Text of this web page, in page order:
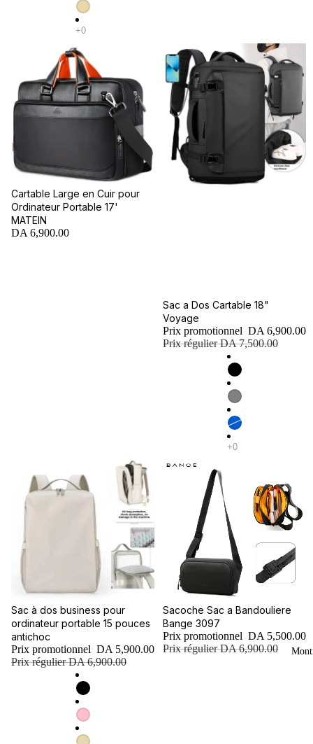
Cartable Large en Cuir pour
Ordinateur Portable 17'
MATEIN
DA 6,900.00
Promotion
Sac a Dos Cartable 18"
Voyage
Prix promotionnel DA 6,900.00
Prix régulierDA 7,500.00
Promotion
Sac à dos business pour
ordinateur portable 15 pouces
antichoc
Prix promotionnel DA 5,900.00
Prix régulierDA 6,900.00
Promotion
Sacoche Sac a Bandouliere
Bange 3097
Prix promotionnel DA 5,500.00
Prix régulierDA 6,900.00